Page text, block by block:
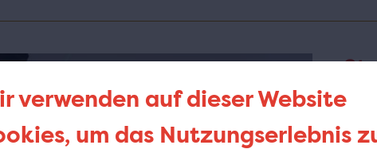
verwenden auf dieser Website
um das Nutzungserlebnis